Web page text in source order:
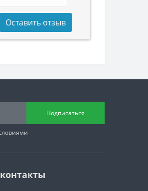
Оставить отзыв
Подписаться